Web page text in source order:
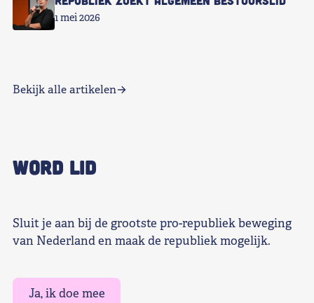
1 mei 2026
Bekijk alle artikelen
WORD LID
Sluit je aan bij de grootste pro-republiek beweging
van Nederland en maak de republiek mogelijk.
Ja, ik doe mee